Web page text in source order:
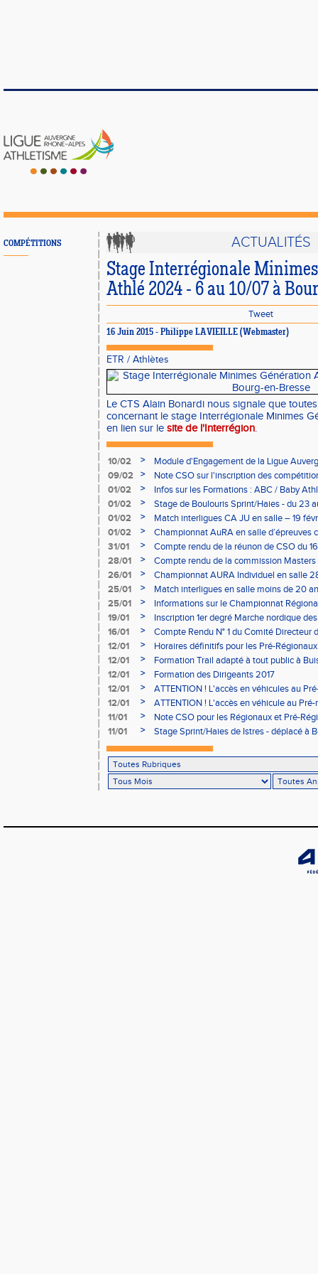
COMPÉTITIONS ACTUALITÉS
Stage Interrégionale
Athlé 2024 - 6 au 10/07 à
Tweet
16 Juin 2015 - Philippe LAVIEILLE (Webmaster)
ETR / Athlètes
Le CTS Alain Bonardi nous signale que
concernant le stage Interrégionale Minimes
en lien sur le site de l'Interrégion.
10/02 >
Module d'Engagement de la Ligue
09/02
>
Note CSO sur l'inscription des
01/02
>
Infos sur les Formations : ABC / Baby
01/02
>
Stage de Boulouris Sprint/Haies - du 23
01/02
>
Match interligues CA JU en salle – 19
01/02
>
Championnat AuRA en salle d’épreuves
- le 12 février
31/01 >
Compte rendu de la réunon de CSO du
28/01
>
Compte rendu de la commission
à Bourgoin
26/01 >
Championnat AURA Individuel en salle
25/01
>
Match interligues en salle moins de 20
25/01
>
Informations sur le Championnat
05/02
19/01 >
Inscription 1er degré Marche nordique
03/02 (sous condition)
16/01 >
Compte Rendu N° 1 du Comité Directeur
12/01
>
Horaires définitifs pour les Pré-
Aubière
12/01 >
Formation Trail adapté à tout public à
12/01
>
Formation des Dirigeants 2017
12/01
>
ATTENTION ! L'accès en véhicules au
Bains sera réglementé
12/01 >
ATTENTION ! L'accès en véhicule au
Bains sera réglementé
11/01 >
Note CSO pour les Régionaux et Pré-
11/01
> Stage Sprint/Haies de Istres - déplacé à